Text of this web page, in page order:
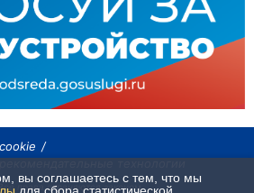
права охраняются законом.
вы соглашаетесь с тем, что мы